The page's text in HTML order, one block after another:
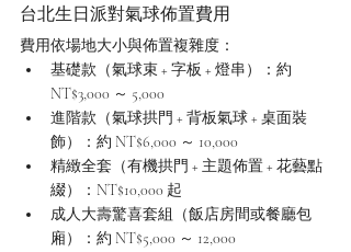
台北生日派對氣球佈置費用
費用依場地大小與佈置複雜度：
基礎款（氣球束 + 字板 + 燈串）：約
NT$3,000 ～ 5,000
進階款（氣球拱門 + 背板氣球 + 桌面裝
飾）：約 NT$6,000 ～ 10,000
精緻全套（有機拱門 + 主題佈置 + 花藝點
綴）：NT$10,000 起
成人大壽驚喜套組（飯店房間或餐廳包
廂）：約 NT$5,000 ～ 12,000